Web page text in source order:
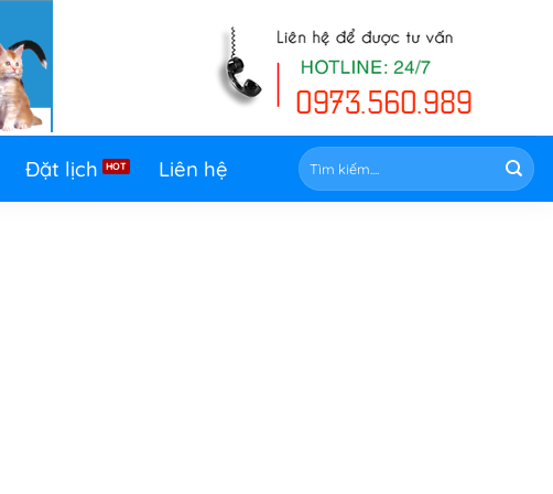
Đặt lịch Liên hệ
Tìm
kiếm: